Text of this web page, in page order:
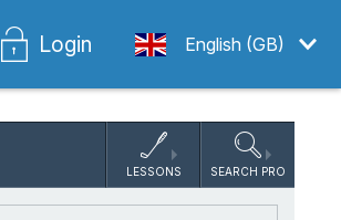
English (GB)
Login
LESSONS SEARCH PRO